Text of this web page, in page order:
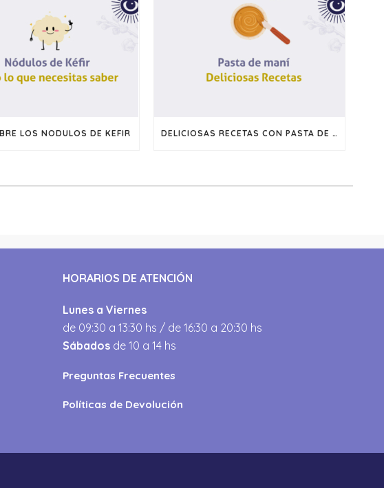
LOS NODULOS DE KEFIR DELICIOSAS RECETAS CON PASTA DE MANI
HORARIOS DE ATENCIÓN
Lunes a Viernes
de 09:30 a 13:30 hs / de 16:30 a 20:30 hs
Sábados de 10 a 14 hs
Preguntas Frecuentes
Políticas de Devolución